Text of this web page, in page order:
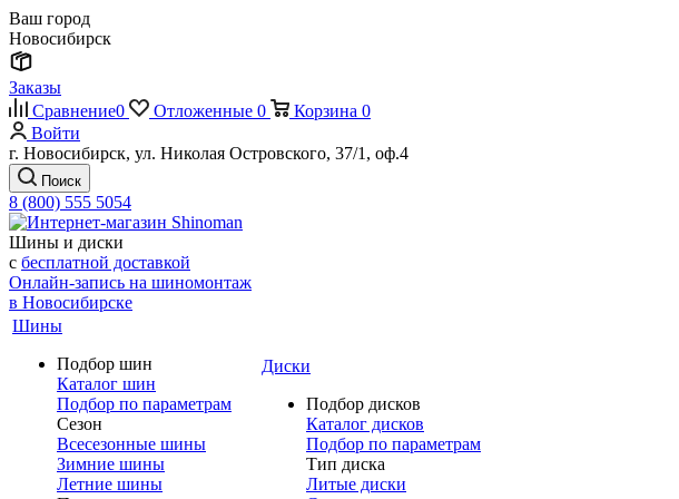
Ваш город
Новосибирск
Заказы
Сравнение0 Отложенные 0 Корзина 0
Войти
г. Новосибирск, ул. Николая Островского, 37/1, оф.4
Поиск
8 (800) 555 5054
Шины и диски
с бесплатной доставкой
Онлайн-запись на шиномонтаж
в Новосибирске
Шины
Подбор шин
Каталог шин
Подбор по параметрам
Сезон
Всесезонные шины
Зимние шины
Летние шины
Диски
Подбор дисков
Каталог дисков
Подбор по параметрам
Тип диска
Литые диски